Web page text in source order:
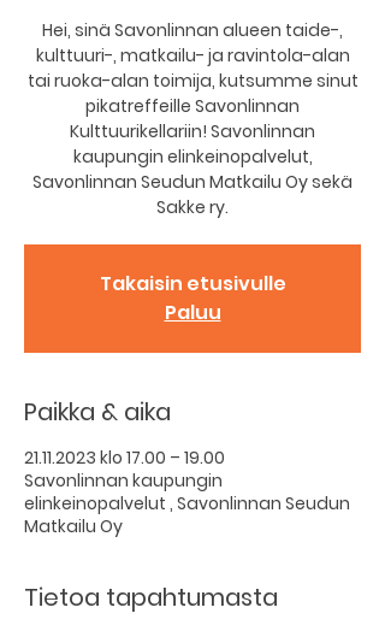
Hei, sinä Savonlinnan alueen taide-,
kulttuuri-, matkailu- ja ravintola-alan
tai ruoka-alan toimija, kutsumme sinut
pikatreffeille Savonlinnan
Kulttuurikellariin! Savonlinnan
kaupungin elinkeinopalvelut,
Savonlinnan Seudun Matkailu Oy sekä
Sakke ry.
Takaisin etusivulle
Paluu
Paikka & aika
21.11.2023 klo 17.00 – 19.00
Savonlinnan kaupungin
elinkeinopalvelut , Savonlinnan Seudun
Matkailu Oy
Tietoa tapahtumasta